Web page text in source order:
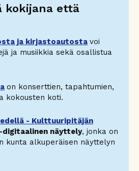
kokijana että
ja kirjastoautosta voi
ja musiikkia sekä osallistua
on konserttien, tapahtumien,
kokousten koti.
- Kulttuuripitäjän
-digitaalinen näyttely, jonka on
kunta alkuperäisen näyttelyn